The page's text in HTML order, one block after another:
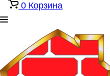
0 Корзина